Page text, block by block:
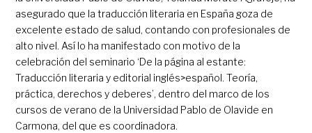
asegurado que la traducción literaria en España goza de
excelente estado de salud, contando con profesionales de
alto nivel. Así lo ha manifestado con motivo de la
celebración del seminario ‘De la página al estante:
Traducción literaria y editorial inglés>español. Teoría,
práctica, derechos y deberes’, dentro del marco de los
cursos de verano de la Universidad Pablo de Olavide en
Carmona, del que es coordinadora.